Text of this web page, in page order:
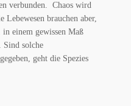
verbunden. Chaos wird
brauchen aber,
einem gewissen Maß
Sind solche
geht die Spezies